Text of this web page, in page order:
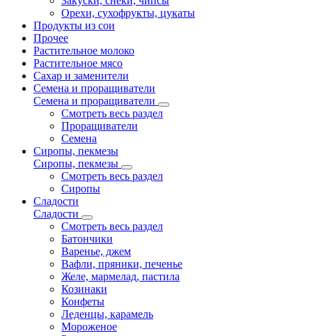
Орехи, сухофрукты, цукаты
Продукты из сои
Прочее
Растительное молоко
Растительное мясо
Сахар и заменители
Семена и проращиватели
Семена и проращиватели
Смотреть весь раздел
Проращиватели
Семена
Сиропы, пекмезы
Сиропы, пекмезы
Смотреть весь раздел
Сиропы
Сладости
Сладости
Смотреть весь раздел
Батончики
Варенье, джем
Вафли, пряники, печенье
Желе, мармелад, пастила
Козинаки
Конфеты
Леденцы, карамель
Мороженое